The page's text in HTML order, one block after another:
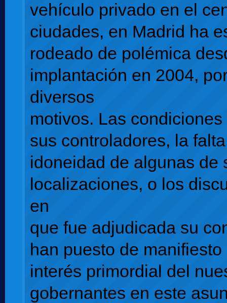
vehículo privado en el
ciudades, en Madrid ha
rodeado de polémica
implantación en 2004,
diversos
motivos. Las
sus controladores, la
idoneidad de algunas de
localizaciones, o los
en
que fue adjudicada su
han puesto de manifiesto
interés primordial del
gobernantes en este